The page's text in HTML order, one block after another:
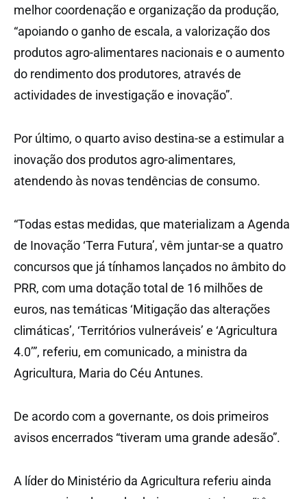
melhor coordenação e organização da produção,
“apoiando o ganho de escala, a valorização dos
produtos agro-alimentares nacionais e o aumento
do rendimento dos produtores, através de
actividades de investigação e inovação”.
Por último, o quarto aviso destina-se a estimular a
inovação dos produtos agro-alimentares,
atendendo às novas tendências de consumo.
“Todas estas medidas, que materializam a Agenda
de Inovação ‘Terra Futura’, vêm juntar-se a quatro
concursos que já tínhamos lançados no âmbito do
PRR, com uma dotação total de 16 milhões de
euros, nas temáticas ‘Mitigação das alterações
climáticas’, ‘Territórios vulneráveis’ e ‘Agricultura
4.0’”, referiu, em comunicado, a ministra da
Agricultura, Maria do Céu Antunes.
De acordo com a governante, os dois primeiros
avisos encerrados “tiveram uma grande adesão”.
A líder do Ministério da Agricultura referiu ainda